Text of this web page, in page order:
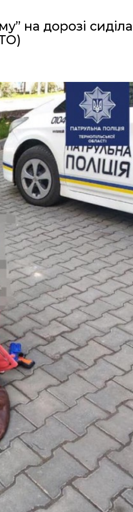
на дорозі сиділа